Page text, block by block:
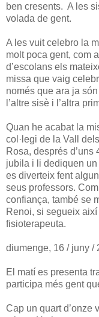
ben cresents. A les
volada de gent.
A les vuit celebro la
molt poca gent, com
d’escolans els
missa que vaig
només que ara ja
l’altre sisè i l’altra
Quan he acabat la
col·legi de la Vall
Rosa, després d’uns
jubila i li dediquen
es diverteix fent
seus professors.
confiança, també se
Renoi, si segueix
fisioterapeuta.
diumenge, 16 / juny /
El matí es presenta
participa més gent
Cap un quart d’onze